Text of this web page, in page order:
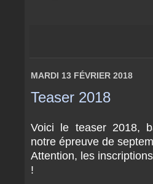
MARDI 13 FÉVRIER 2018
Teaser 2018
Voici le teaser 2018,
notre épreuve de
Attention, les
!